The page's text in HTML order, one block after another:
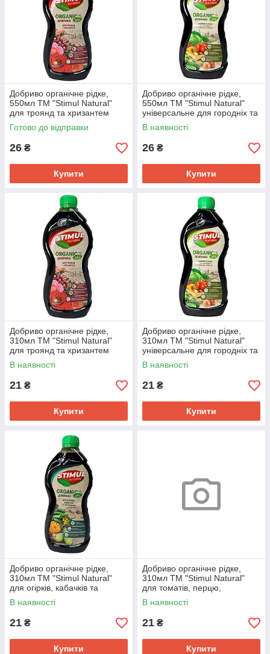
Добриво органічне рідке,
550мл ТМ "Stimul Natural"
для троянд та хризантем
Готово до відправки
26 ₴
Купити
Добриво органічне рідке,
550мл ТМ "Stimul Natural"
універсальне для городніх та
садових культур
В наявності
26 ₴
Купити
Добриво органічне рідке,
310мл ТМ "Stimul Natural"
для троянд та хризантем
В наявності
21 ₴
Купити
Добриво органічне рідке,
310мл ТМ "Stimul Natural"
універсальне для городніх та
садових культур
В наявності
21 ₴
Купити
Добриво органічне рідке,
310мл ТМ "Stimul Natural"
для огірків, кабачків та
патисонів
В наявності
21 ₴
Купити
Добриво органічне рідке,
310мл ТМ "Stimul Natural"
для томатів, перцю,
баклажанів
В наявності
21 ₴
Купити